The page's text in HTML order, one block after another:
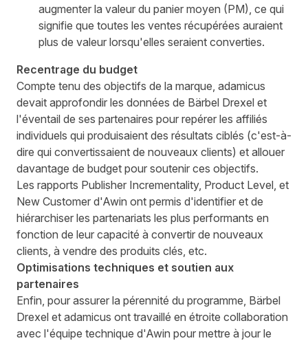
augmenter la valeur du panier moyen (PM), ce qui
signifie que toutes les ventes récupérées auraient
plus de valeur lorsqu'elles seraient converties.
Recentrage du budget
Compte tenu des objectifs de la marque, adamicus
devait approfondir les données de Bärbel Drexel et
l'éventail de ses partenaires pour repérer les affiliés
individuels qui produisaient des résultats ciblés (c'est-à-
dire qui convertissaient de nouveaux clients) et allouer
davantage de budget pour soutenir ces objectifs.
Les rapports Publisher Incrementality, Product Level, et
New Customer d'Awin ont permis d'identifier et de
hiérarchiser les partenariats les plus performants en
fonction de leur capacité à convertir de nouveaux
clients, à vendre des produits clés, etc.
Optimisations techniques et soutien aux
partenaires
Enfin, pour assurer la pérennité du programme, Bärbel
Drexel et adamicus ont travaillé en étroite collaboration
avec l'équipe technique d'Awin pour mettre à jour le